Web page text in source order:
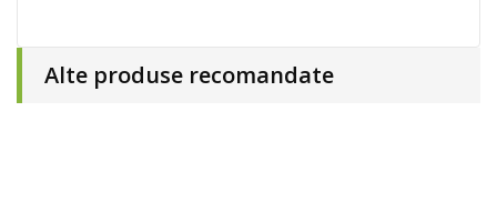
Alte produse recomandate